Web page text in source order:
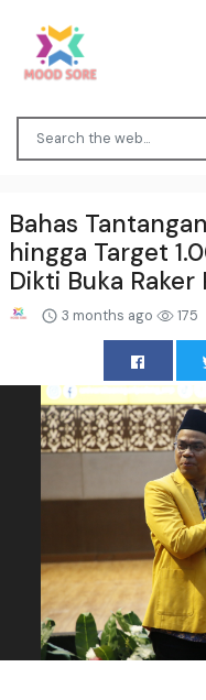
Bahas
hingga Target
Dikti Buka Raker
3 months ago 175